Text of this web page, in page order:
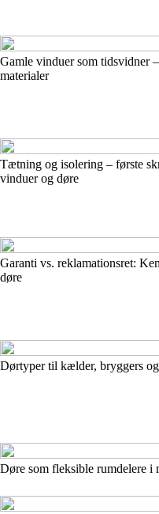
Gamle vinduer som
materialer
Tætning og isolering – første
vinduer og døre
Garanti vs. reklamationsret:
døre
Dørtyper til kælder, bryggers
Døre som fleksible rumdelere i